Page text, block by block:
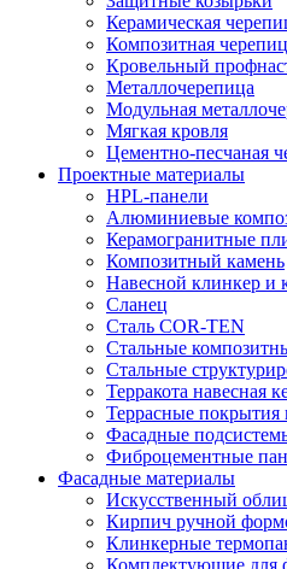
Керамическая
Композитная
Кровельный
Металлочерепица
Модульная
Мягкая кровля
Цементно-песчаная
Проектные материалы
HPL-панели
Алюминиевые
Керамогранитные
Композитный камень
Навесной клинкер и
Сланец
Сталь COR-TEN
Стальные
Стальные
Терракота навесная
Террасные покрытия
Фасадные
Фиброцементные
Фасадные материалы
Искусственный
Кирпич ручной
Клинкерные
Комплектующие для